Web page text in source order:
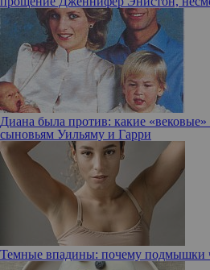
Диана была против: какие
сыновьям Уильяму и Гарри
Темные впадины: почему подмышки